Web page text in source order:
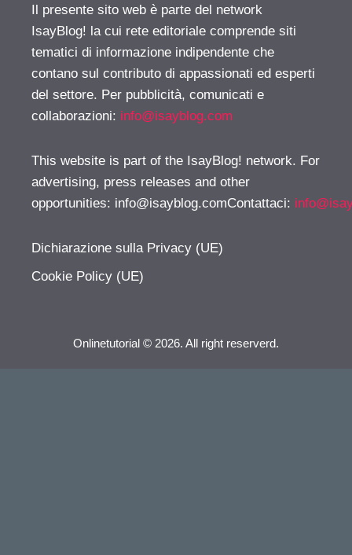
Il presente sito web è parte del network
IsayBlog! la cui rete editoriale comprende siti
tematici di informazione indipendente che
contano sul contributo di appassionati ed esperti
del settore. Per pubblicità, comunicati e
collaborazioni: info@isayblog.com
This website is part of the IsayBlog! network. For
advertising, press releases and other
opportunities: info@isayblog.comContattaci:
Dichiarazione sulla Privacy (UE)
Cookie Policy (UE)
Onlinetutorial © 2026. All right reserverd.